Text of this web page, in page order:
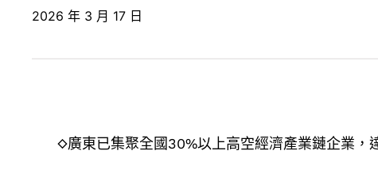
2026 年 3 月 17 日
◇廣東已集聚全國30%以上高空經濟產業鏈企業，